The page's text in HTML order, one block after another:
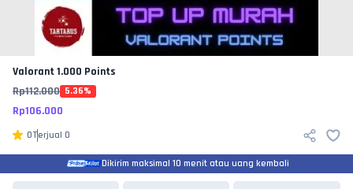
Valorant1.000 Points
Rp112.000 5.36%
Rp106.000
0Terjual 0
Dikirim maksimal 10 menit atau uang kembali